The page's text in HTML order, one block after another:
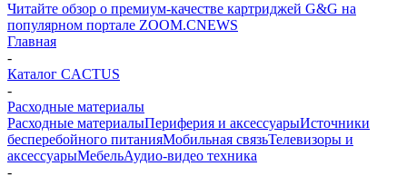
Читайте обзор о премиум-качестве картриджей G&G на
популярном портале ZOOM.CNEWS
Главная
-
Каталог CACTUS
-
Расходные материалы
Расходные материалыПериферия и аксессуарыИсточники
бесперебойного питанияМобильная связьТелевизоры и
аксессуарыМебельАудио-видео техника
-